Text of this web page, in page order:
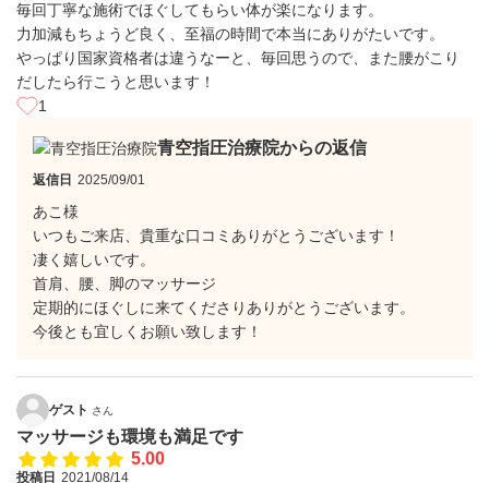
毎回丁寧な施術でほぐしてもらい体が楽になります。
力加減もちょうど良く、至福の時間で本当にありがたいです。
やっぱり国家資格者は違うなーと、毎回思うので、また腰がこり
だしたら行こうと思います！
1
青空指圧治療院からの返信
返信日 2025/09/01
あこ様
いつもご来店、貴重な口コミありがとうございます！
凄く嬉しいです。
首肩、腰、脚のマッサージ
定期的にほぐしに来てくださりありがとうございます。
今後とも宜しくお願い致します！
ゲスト さん
マッサージも環境も満足です
5.00
投稿日 2021/08/14